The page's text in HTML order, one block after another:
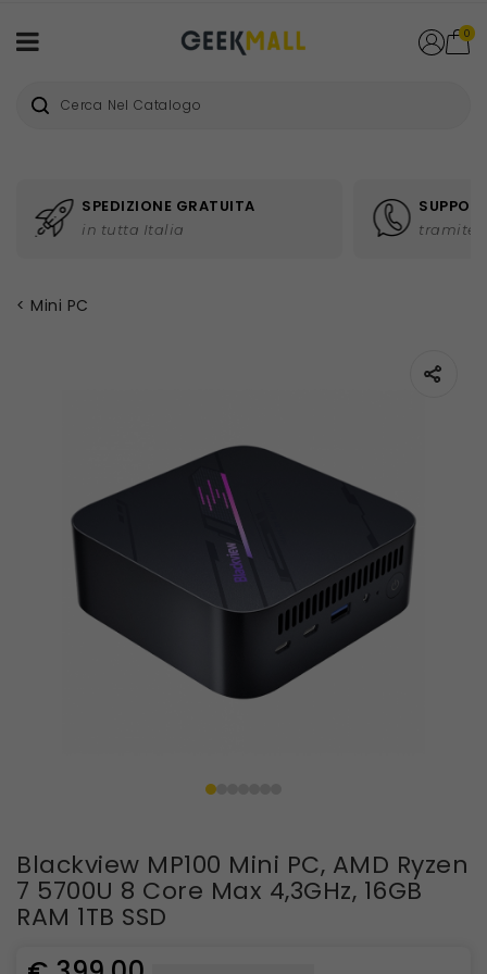
0
SPEDIZIONE GRATUITA
in tutta Italia tramite
Mini PC
Blackview MP100 Mini PC, AMD Ryzen
7 5700U 8 Core Max 4,3GHz, 16GB
RAM 1TB SSD